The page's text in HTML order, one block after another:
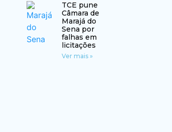
TCE pune
Câmara de
Marajá do
Sena por
falhas em
licitações
Ver mais »